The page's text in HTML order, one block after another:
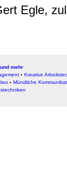
Egle,
mehr
▪ Kreative
▪ Mündliche